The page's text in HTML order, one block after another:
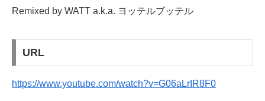
Remixed by WATT a.k.a. ヨッテルブッテル
URL
https://www.youtube.com/watch?v=G06aLrIR8F0